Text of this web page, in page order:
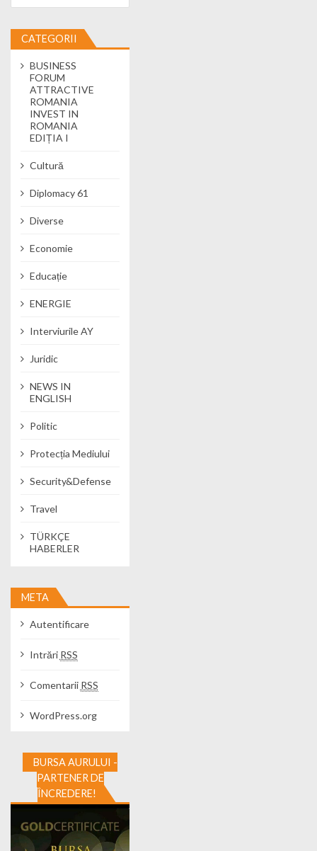
CATEGORII
BUSINESS
FORUM
ATTRACTIVE
ROMANIA
INVEST IN
ROMANIA
EDIȚIA I
Cultură
Diplomacy 61
Diverse
Economie
Educație
ENERGIE
Interviurile AY
Juridic
NEWS IN
ENGLISH
Politic
Protecția Mediului
Security&Defense
Travel
TÜRKÇE
HABERLER
META
Autentificare
Intrări RSS
Comentarii RSS
WordPress.org
BURSA AURULUI -
PARTENER DE
ÎNCREDERE!